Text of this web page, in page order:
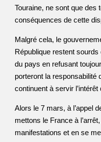
Touraine, ne sont que des
conséquences de cette
Malgré cela, le
République restent
du pays en refusant
porteront la responsabilité
continuent à servir
Alors le 7 mars, à l’appel
mettons le France à
manifestations et en se